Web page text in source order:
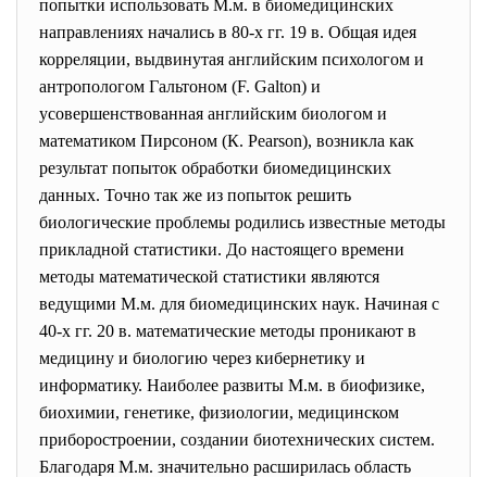
попытки использовать М.м. в биомедицинских
направлениях начались в 80-х гг. 19 в. Общая идея
корреляции, выдвинутая английским психологом и
антропологом Гальтоном (F. Galton) и
усовершенствованная английским биологом и
математиком Пирсоном (К. Pearson), возникла как
результат попыток обработки биомедицинских
данных. Точно так же из попыток решить
биологические проблемы родились известные методы
прикладной статистики. До настоящего времени
методы математической статистики являются
ведущими М.м. для биомедицинских наук. Начиная с
40-х гг. 20 в. математические методы проникают в
медицину и биологию через кибернетику и
информатику. Наиболее развиты М.м. в биофизике,
биохимии, генетике, физиологии, медицинском
приборостроении, создании биотехнических систем.
Благодаря М.м. значительно расширилась область